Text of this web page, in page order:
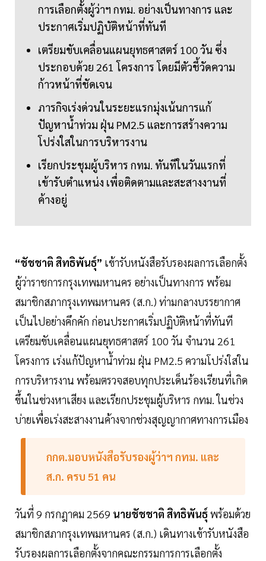
การเลือกตั้งผู้ว่าฯ กทม. อย่างเป็นทางการ และ
ประกาศเริ่มปฏิบัติหน้าที่ทันที
เตรียมขับเคลื่อนแผนยุทธศาสตร์ 100 วัน ซึ่ง
ประกอบด้วย 261 โครงการ โดยมีตัวชี้วัดความ
ก้าวหน้าที่ชัดเจน
ภารกิจเร่งด่วนในระยะแรกมุ่งเน้นการแก้
ปัญหาน้ำท่วม ฝุ่น PM2.5 และการสร้างความ
โปร่งใสในการบริหารงาน
เรียกประชุมผู้บริหาร กทม. ทันทีในวันแรกที่
เข้ารับตำแหน่ง เพื่อติดตามและสะสางงานที่
ค้างอยู่
“ชัชชาติ สิทธิพันธุ์” เข้ารับหนังสือรับรองผลการเลือกตั้ง
ผู้ว่าราชการกรุงเทพมหานคร อย่างเป็นทางการ พร้อม
สมาชิกสภากรุงเทพมหานคร (ส.ก.) ท่ามกลางบรรยากาศ
เป็นไปอย่างคึกคัก ก่อนประกาศเริ่มปฏิบัติหน้าที่ทันที
เตรียมขับเคลื่อนแผนยุทธศาสตร์ 100 วัน จำนวน 261
โครงการ เร่งแก้ปัญหาน้ำท่วม ฝุ่น PM2.5 ความโปร่งใสใน
การบริหารงาน พร้อมตรวจสอบทุกประเด็นร้องเรียนที่เกิด
ขึ้นในช่วงหาเสียง และเรียกประชุมผู้บริหาร กทม. ในช่วง
บ่ายเพื่อเร่งสะสางงานค้างจากช่วงสุญญากาศทางการเมือง
กกต.มอบหนังสือรับรองผู้ว่าฯ กทม. และ
ส.ก. ครบ 51 คน
วันที่ 9 กรกฎาคม 2569 นายชัชชาติ สิทธิพันธุ์พร้อมด้วย
สมาชิกสภากรุงเทพมหานคร (ส.ก.) เดินทางเข้ารับหนังสือ
รับรองผลการเลือกตั้งจากคณะกรรมการการเลือกตั้ง